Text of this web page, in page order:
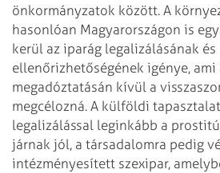
önkormányzatok között. A
hasonlóan Magyarországon is
kerül az iparág legalizálásának és
ellenőrizhetőségének igénye, ami
megadóztatásán kívül a
megcélozná. A külföldi
legalizálással leginkább a
járnak jól, a társadalomra pedig
intézményesített szexipar,